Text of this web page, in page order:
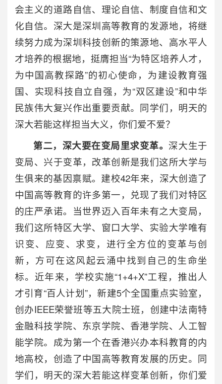
会主义的道路自信、理论自信、制度自信和文
化自信。深大是深圳高等教育的发源地，将继
续努力成为深圳科技创新的策源地、高水平人
才培养的根据地，挺膺担当“为特区培养人才，
为中国高教探路”的初心使命，为建设教育强
国、实现科技自立自强，为“双区建设”和中华
民族伟大复兴作出重要贡献。同学们，明天的
深大若能这样担当大义，你们爱不爱？
第二，深大要在变局里求变革。 深大生于
变局、兴于变革，改革创新是我们这所大学与
生俱来的基因禀赋。建校42年来，深大创造了
中国高等教育的许多第一，兑现了我们对特区
的庄严承诺。当世界迈入百年未有之大变局，
我们这所特区大学、窗口大学、实验大学唯有
识变、应变、求变，进行全方位的变革与创
新，方可在这风起云涌中找到自己的生命坐
标。近年来，学校实施“1+4+X”工程，推出人
才引育“百人计划”，新建5个全国重点实验室，
创办IEEE荣誉班等五大院士班，创建中法南特
金融科技学院、东京学院、香港学院、人工智
能学院。成为第一个在香港兴办本科教育的内
地高校，创造了中国高等教育发展的历史。同
学们，明天的深大若能这样变革创新，你们爱